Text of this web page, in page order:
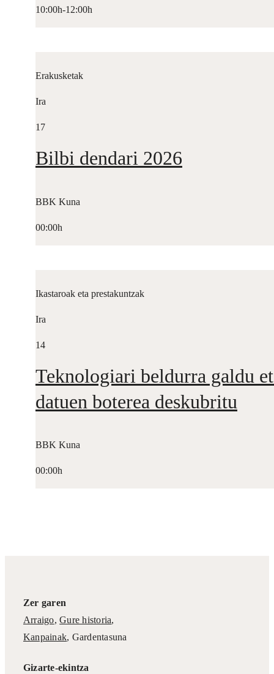
10:00h-12:00h
Erakusketak
Ira
17
Bilbi dendari 2026
BBK Kuna
00:00h
Ikastaroak eta prestakuntzak
Ira
14
Teknologiari beldurra galdu
datuen boterea deskubritu
BBK Kuna
00:00h
Zer garen
Arraigo,Gure historia,
Kanpainak, Gardentasuna
Gizarte-ekintza